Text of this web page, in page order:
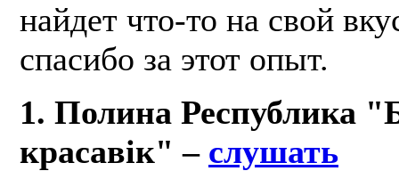
найдет что-то на свой
спасибо за этот опыт.
1. Полина Республика
красавік" – слушать